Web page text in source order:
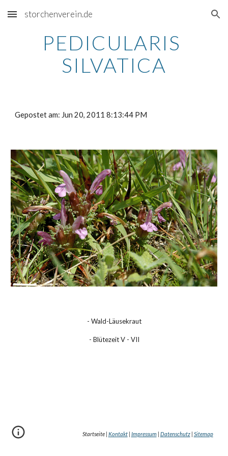
Skip to main content Skip to navigation
storchenverein.de
PEDICULARIS
SILVATICA
Gepostet am: Jun 20, 2011 8:13:44 PM
- Wald-Läusekraut
- Blütezeit V - VII
Startseite | Kontakt| Impressum | Datenschutz| Sitemap